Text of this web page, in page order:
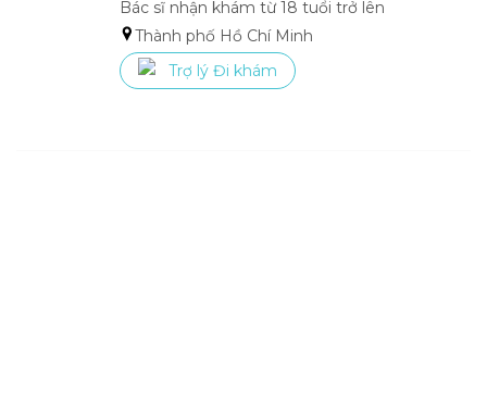
Thành phố Hồ Chí Minh
Trợ lý Đi khám